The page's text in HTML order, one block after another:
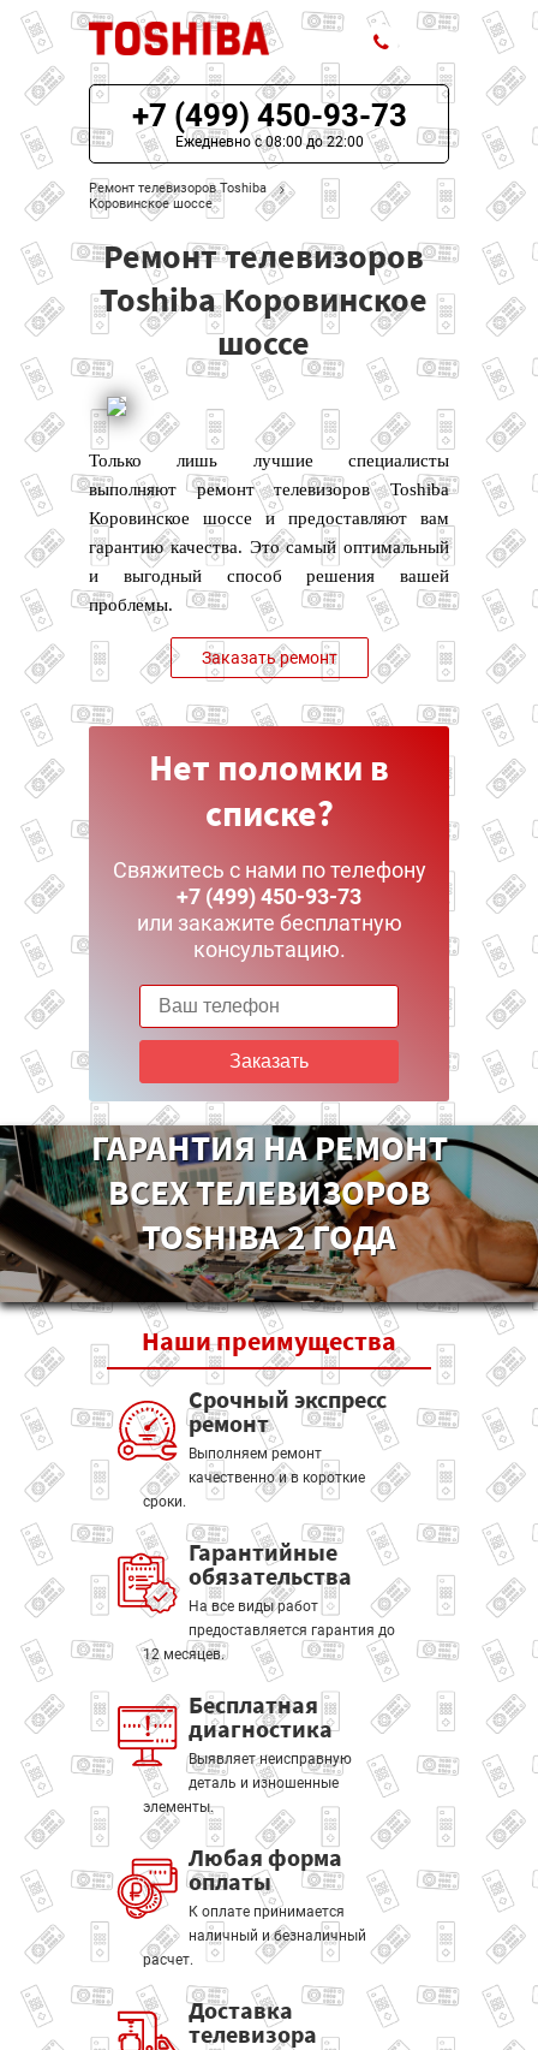
ЦЕНЫ НА РЕМОНТ
О СЕРВИСЕ
МОДЕЛИ TOSHIBA
НАШИ КОНТАКТЫ
+7 (499) 450-93-73
Ежедневно с 08:00 до 22:00
Ремонт телевизоров Toshiba
Коровинское шоссе
Ремонт телевизоров
Toshiba Коровинское
шоссе
Только лишь лучшие специалисты
выполняют ремонт телевизоров Toshiba
Коровинское шоссе и предоставляют вам
гарантию качества. Это самый оптимальный
и выгодный способ решения вашей
проблемы.
Заказать ремонт
Нет поломки в
списке?
Свяжитесь с нами по телефону
+7 (499) 450-93-73
или закажите бесплатную
консультацию.
Заказать
ГАРАНТИЯ НА РЕМОНТ
ВСЕХ ТЕЛЕВИЗОРОВ
TOSHIBA 2 ГОДА
Нашипреимущества
Срочный экспресс
ремонт
Выполняем ремонт
качественно и в короткие
сроки.
Гарантийные
обязательства
На все виды работ
предоставляется гарантия до
12 месяцев.
Бесплатная
диагностика
Выявляет неисправную
деталь и изношенные
элементы.
Любая форма
оплаты
К оплате принимается
наличный и безналичный
расчет.
Доставка
телевизора